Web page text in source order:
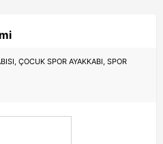
, ÇOCUK SPOR AYAKKABI, SPOR